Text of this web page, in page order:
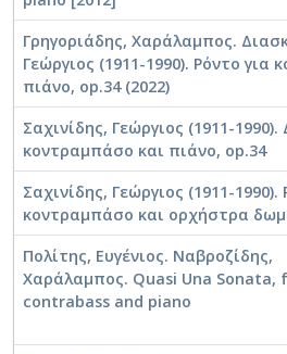
Γρηγοριάδης, Χαράλαμπος.
Γεώργιος (1911-1990). Ρόντο για
πιάνο, op.34 (2022)
Σαχινίδης, Γεώργιος (1911-
κοντραμπάσο και πιάνο, op.34
Σαχινίδης, Γεώργιος (1911-1990).
κοντραμπάσο και ορχήστρα
Πολίτης, Ευγένιος. Ναβροζίδης,
Χαράλαμπος. Quasi Una Sonata,
contrabass and piano